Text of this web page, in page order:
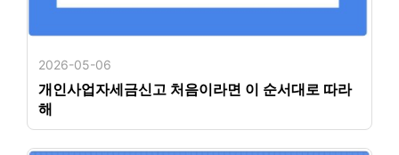
2026-05-06
개인사업자세금신고 처음이라면 이 순서대로 따라
해